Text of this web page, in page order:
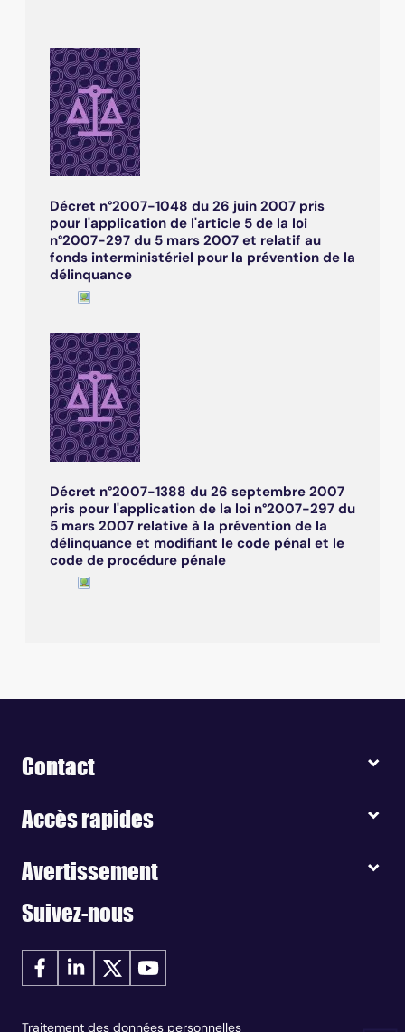
Décret n°2007-1048 du 26 juin 2007 pris
pour l'application de l'article 5 de la loi
n°2007-297 du 5 mars 2007 et relatif au
fonds interministériel pour la prévention de la
délinquance
Décret n°2007-1388 du 26 septembre 2007
pris pour l'application de la loi n°2007-297 du
5 mars 2007 relative à la prévention de la
délinquance et modifiant le code pénal et le
code de procédure pénale
Contact
Accès rapides
Avertissement
Suivez-nous
Traitement des données personnelles